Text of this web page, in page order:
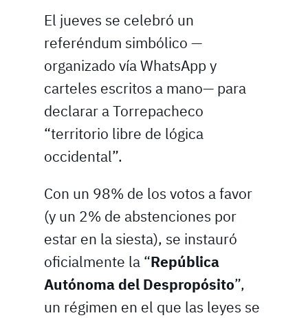
El jueves se celebró un
referéndum simbólico —
organizado vía WhatsApp y
carteles escritos a mano— para
declarar a Torrepacheco
“territorio libre de lógica
occidental”.
Con un 98% de los votos a favor
(y un 2% de abstenciones por
estar en la siesta), se instauró
oficialmente la “República
Autónoma del Despropósito”,
un régimen en el que las leyes se